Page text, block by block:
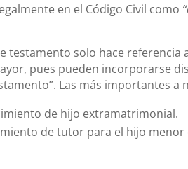
en el Código Civil como
testamento solo hace
pues pueden incorporarse
Las más importantes a
de hijo extramatrimonial.
de tutor para el hijo